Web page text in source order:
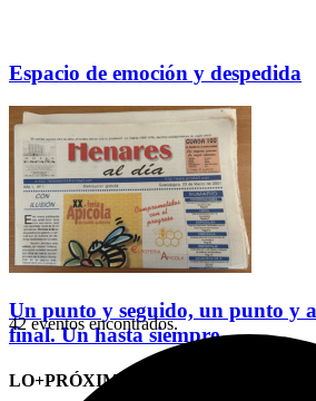
Espacio de emoción y despedida
Un punto y seguido, un punto y
final. Un hasta siempre
LO+PRÓXIMO (CITAS)
42 eventos encontrados.